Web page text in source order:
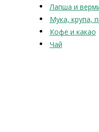
Лапша и
Мука, крупа,
Кофе и какао
Чай